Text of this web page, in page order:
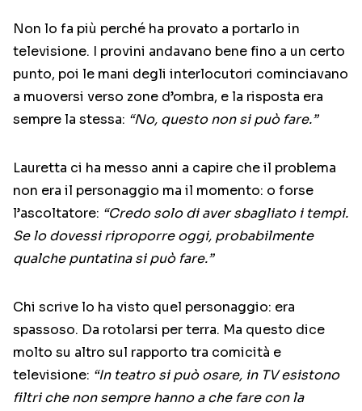
Non lo fa più perché ha provato a portarlo in
televisione. I provini andavano bene fino a un certo
punto, poi le mani degli interlocutori cominciavano
a muoversi verso zone d’ombra, e la risposta era
sempre la stessa: “No, questo non si può fare.”
Lauretta ci ha messo anni a capire che il problema
non era il personaggio ma il momento: o forse
l’ascoltatore: “Credo solo di aver sbagliato i tempi.
Se lo dovessi riproporre oggi, probabilmente
qualche puntatina si può fare.”
Chi scrive lo ha visto quel personaggio: era
spassoso. Da rotolarsi per terra. Ma questo dice
molto su altro sul rapporto tra comicità e
televisione: “In teatro si può osare, in TV esistono
filtri che non sempre hanno a che fare con la